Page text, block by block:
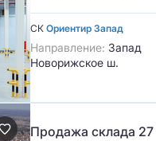
СК Ориентир Запад
Направление: Запад
Новорижское ш.
Продажа склада